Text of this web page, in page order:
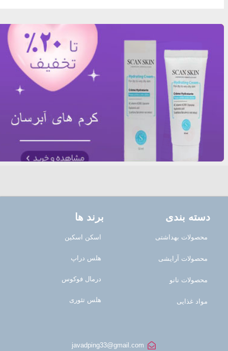
دسته بندی
محصولات بهداشتی
محصولات آرایشی
محصولات نانو
مواد غذایی
برند ها
اسکن اسکین
هلس دراپ
درمال فوکوس
هلس تئوری
javadping33@gmail.com